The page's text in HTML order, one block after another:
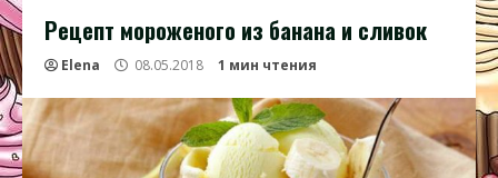
Рецепт мороженого из банана и сливок
Elena 08.05.2018 1 мин чтения